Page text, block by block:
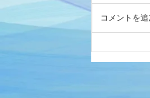
とさせてい
おかけして
コメントを